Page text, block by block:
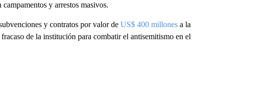
y arrestos masivos.
y contratos por valor de US$ 400 millonesa la
de la institución para combatir el antisemitismo en el